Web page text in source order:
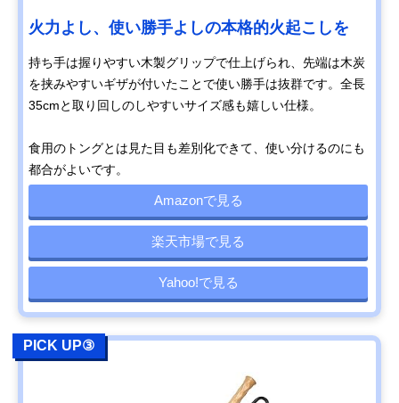
火力よし、使い勝手よしの本格的火起こしを
持ち手は握りやすい木製グリップで仕上げられ、先端は木炭
を挟みやすいギザが付いたことで使い勝手は抜群です。全長
35cmと取り回しのしやすいサイズ感も嬉しい仕様。
食用のトングとは見た目も差別化できて、使い分けるのにも
都合がよいです。
Amazonで見る
楽天市場で見る
Yahoo!で見る
PICK UP③